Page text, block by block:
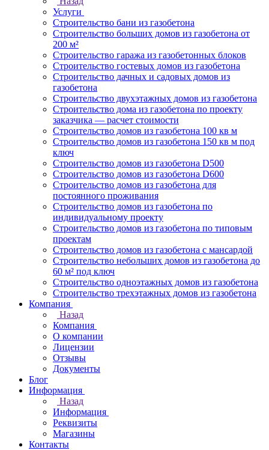
Услуги
Строительство бани из газобетона
Строительство больших домов из газобетона от
200 м²
Строительство гаража из газобетонных блоков
Строительство гостевых домов из газобетона
Строительство дачных и садовых домов из
газобетона
Строительство двухэтажных домов из газобетона
Строительство дома из газобетона по проекту
заказчика — расчет стоимости
Строительство домов из газобетона 100 кв м
Строительство домов из газобетона 150 кв м под
ключ
Строительство домов из газобетона D500
Строительство домов из газобетона D600
Строительство домов из газобетона для
постоянного проживания
Строительство домов из газобетона по
индивидуальному проекту
Строительство домов из газобетона по типовым
проектам
Строительство домов из газобетона с мансардой
Строительство небольших домов из газобетона до
60 м² под ключ
Строительство одноэтажных домов из газобетона
Строительство трехэтажных домов из газобетона
Компания
Назад
Компания
О компании
Лицензии
Отзывы
Документы
Блог
Информация
Назад
Информация
Реквизиты
Магазины
Контакты